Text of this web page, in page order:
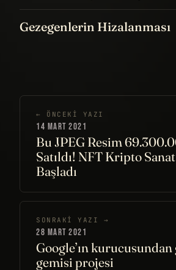
Gezegenlerin Hizalanması
← ÖNCEKI YAZI
14 MART 2021
Bu JPEG Resim
Satıldı! NFT Kripto Sanat
Başladı
SONRAKI YAZI →
28 MART 2021
Google’ın
gemisi projesi